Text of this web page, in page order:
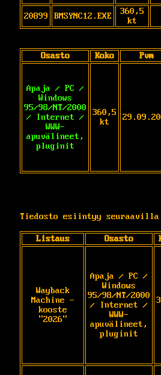
20899
BMSYNC12.EXE
360,5
kt
Osasto Koko Pvm
Apaja / PC /
Windows
95/98/NT/2000
/ Internet /
WWW-
apuvälineet,
pluginit
360,5
kt
Tiedosto esiintyy
Listaus Osasto
Wayback
Machine -
kooste
"2026"
Apaja / PC /
Windows
95/98/NT/2000
/ Internet /
WWW-
apuvälineet,
pluginit